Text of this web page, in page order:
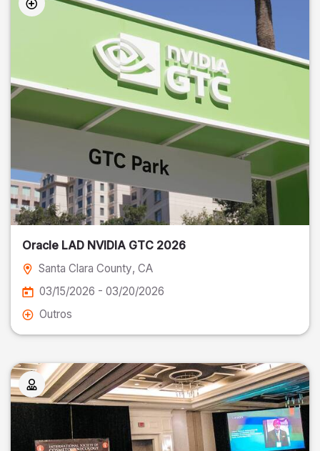
Oracle LAD NVIDIA GTC 2026
Santa Clara County, CA
03/15/2026 - 03/20/2026
Outros